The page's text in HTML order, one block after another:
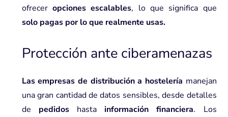
ofreceropciones escalables, lo que significa que
solo pagas por lo que realmente usas.
Protección ante ciberamenazas
Las empresas de distribución a hostelería manejan
una gran cantidad de datos sensibles, desde detalles
de pedidoshasta información financiera. Los